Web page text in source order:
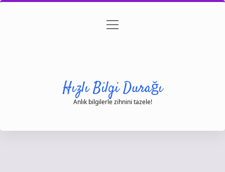
Gizlilik Politikası
menüyü
Hızlı Bilgi Durağı
Anlık bilgilerle zihnini tazele!